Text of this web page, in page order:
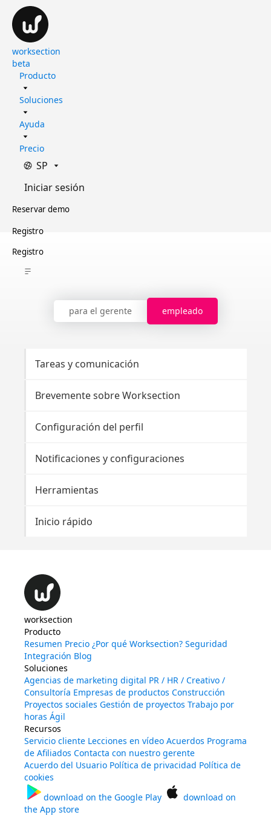
worksection
beta
Producto
Soluciones
Ayuda
Precio
SP
Iniciar sesión
Reservar demo
Registro
Registro
para el gerente empleado
Tareas y comunicación
Brevemente sobre Worksection
Configuración del perfil
Notificaciones y configuraciones
Herramientas
Inicio rápido
worksection
Producto
Resumen Precio ¿Por qué Worksection? Seguridad
Integración Blog
Soluciones
Agencias de marketing digital PR / HR / Creativo /
Consultoría Empresas de productos Construcción
Proyectos sociales Gestión de proyectos Trabajo por
horas Ágil
Recursos
Servicio cliente Lecciones en vídeo Acuerdos Programa
de Afiliados Contacta con nuestro gerente
Acuerdo del Usuario Política de privacidad Política de
cookies
download on the Google Play
download on
the App store